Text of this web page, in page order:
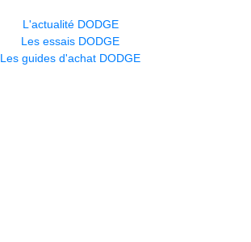
L'actualité DODGE
Les essais DODGE
Les guides d'achat DODGE